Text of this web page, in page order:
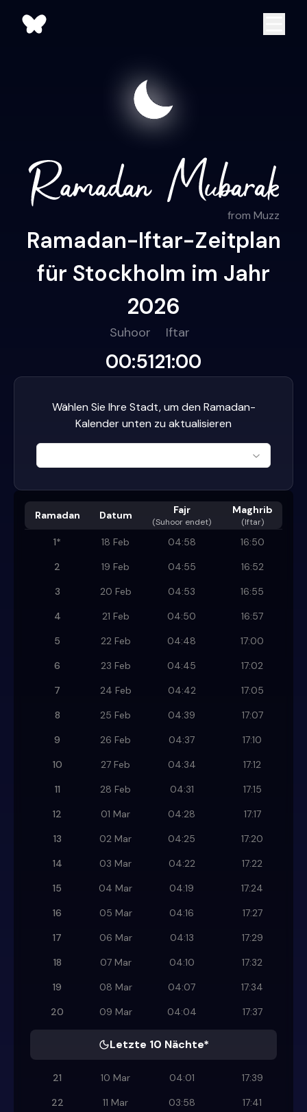
from Muzz
Ramadan-Iftar-Zeitplan
für Stockholm im Jahr
2026
Suhoor
00:51
Iftar
21:00
Wählen Sie Ihre Stadt, um den Ramadan-
Kalender unten zu aktualisieren
Ramadan Datum Fajr
(Suhoor endet)
Maghrib
(Iftar)
1* 18 Feb 04:58
16:50
2
19 Feb 04:55
16:52
3
20 Feb 04:53
16:55
4
21 Feb 04:50
16:57
5
22 Feb 04:48
17:00
6
23 Feb 04:45
17:02
7
24 Feb 04:42
17:05
8
25 Feb 04:39
17:07
9
26 Feb 04:37
17:10
10
27 Feb 04:34
17:12
11
28 Feb 04:31
17:15
12
01 Mar 04:28
17:17
13
02 Mar 04:25
17:20
14
03 Mar 04:22
17:22
15
04 Mar 04:19
17:24
16
05 Mar 04:16
17:27
17
06 Mar 04:13
17:29
18
07 Mar 04:10
17:32
19
08 Mar 04:07
17:34
20
09 Mar 04:04 17:37
Letzte 10 Nächte*
21 10 Mar 04:01
17:39
22
11 Mar 03:58
17:41